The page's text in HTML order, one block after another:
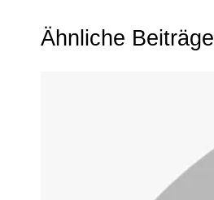
Ähnliche Beiträge